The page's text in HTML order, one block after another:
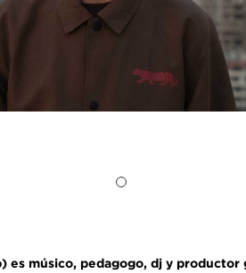
es músico, pedagogo, dj y productor